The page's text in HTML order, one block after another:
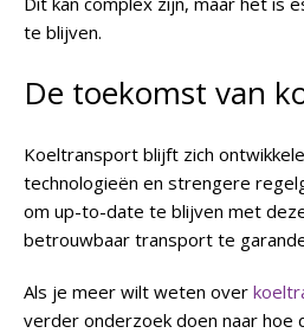
te blijven.
De toekomst van
Koeltransport blijft zich
technologieën en strengere
om up-to-date te blijven met
betrouwbaar transport te
Als je meer wilt weten over
verder onderzoek doen naar hoe